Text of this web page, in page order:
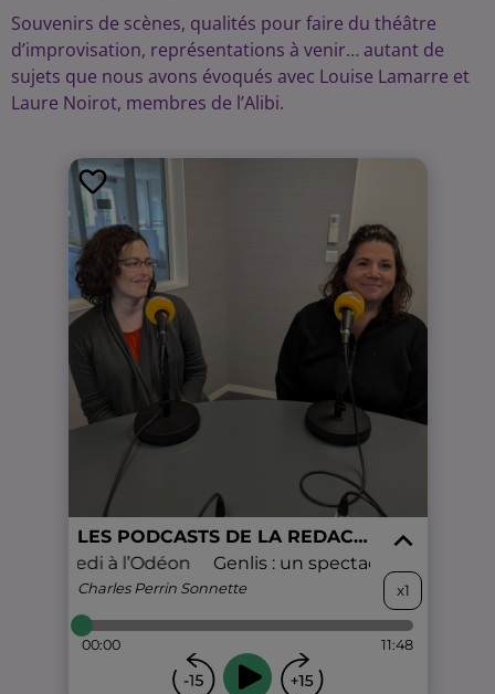
Souvenirs de scènes, qualités pour faire du théâtre
d’improvisation, représentations à venir… autant de
sujets que nous avons évoqués avec Louise Lamarre et
Laure Noirot, membres de l’Alibi.